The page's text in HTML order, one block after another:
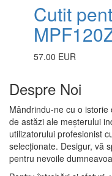
Cutit
57.00 EUR
Despre Noi
Mândrindu-ne cu o
de astăzi ale meșterului
utilizatorului profesionist
selecționate. Desigur, vă
pentru nevoile